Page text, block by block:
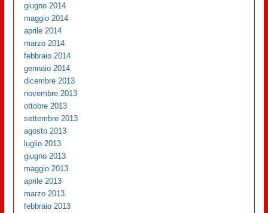
giugno 2014
maggio 2014
aprile 2014
marzo 2014
febbraio 2014
gennaio 2014
dicembre 2013
novembre 2013
ottobre 2013
settembre 2013
agosto 2013
luglio 2013
giugno 2013
maggio 2013
aprile 2013
marzo 2013
febbraio 2013